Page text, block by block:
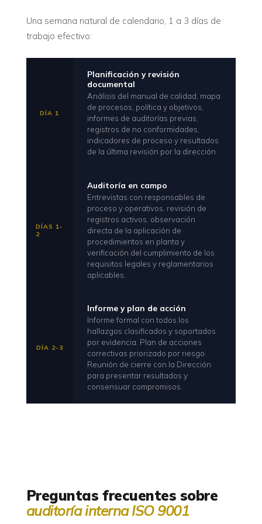
Una semana natural de calendario, 1 a 3 días de
trabajo efectivo:
DÍA 1
Planificación y revisión
documental
Análisis del manual de calidad, mapa
de procesos, política y objetivos,
informes de auditorías previas,
registros de no conformidades,
indicadores de proceso y resultados
de la última revisión por la dirección.
DÍAS 1-
2
Auditoría en campo
Entrevistas con responsables de
proceso y operativos, revisión de
registros activos, observación
directa de la aplicación de
procedimientos en planta y
verificación del cumplimiento de los
requisitos legales y reglamentarios
aplicables.
DÍA 2-3
Informe y plan de acción
Informe formal con todos los
hallazgos clasificados y soportados
por evidencia. Plan de acciones
correctivas priorizado por riesgo.
Reunión de cierre con la Dirección
para presentar resultados y
consensuar compromisos.
Preguntas frecuentes sobre
auditoría interna ISO 9001